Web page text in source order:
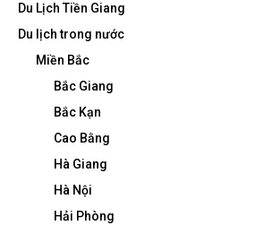
Du Lịch Tiền Giang
Du lịch trong nước
Miền Bắc
Bắc Giang
Bắc Kạn
Cao Bằng
Hà Giang
Hà Nội
Hải Phòng